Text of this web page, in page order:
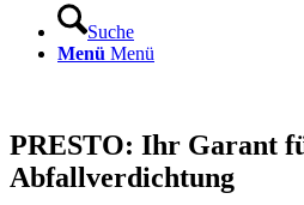
Suche
Menü Menü
PRESTO: Ihr Garant
Abfallverdichtung